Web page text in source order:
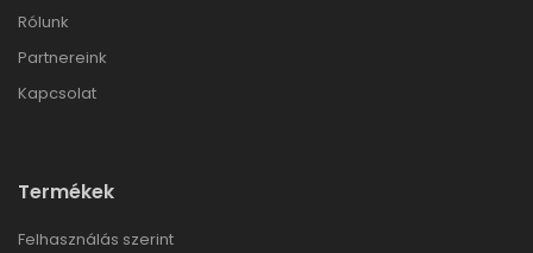
Rólunk
Partnereink
Kapcsolat
Termékek
Felhasználás szerint